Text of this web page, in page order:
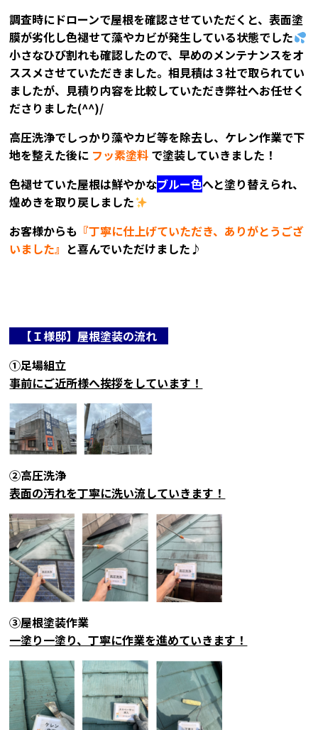
調査時にドローンで屋根を確認させていただくと、表面塗
膜が劣化し色褪せて藻やカビが発生している状態でした
小さなひび割れも確認したので、早めのメンテナンスをオ
ススメさせていただきました。相見積は３社で取られてい
ましたが、見積り内容を比較していただき弊社へお任せく
ださりました(^^)/
高圧洗浄でしっかり藻やカビ等を除去し、ケレン作業で下
地を整えた後に フッ素塗料 で塗装していきました！
色褪せていた屋根は鮮やかなブルー色へと塗り替えられ、
煌めきを取り戻しました
お客様からも 『丁寧に仕上げていただき、ありがとうござ
いました』 と喜んでいただけました♪
【Ｉ様邸】屋根塗装の流れ
①足場組立
事前にご近所様へ挨拶をしています！
②高圧洗浄
表面の汚れを丁寧に洗い流していきます！
③屋根塗装作業
一塗り一塗り、丁寧に作業を進めていきます！